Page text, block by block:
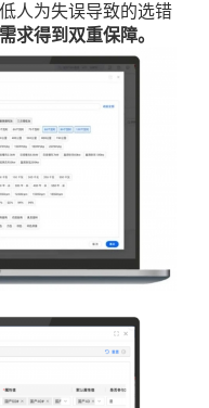
人为失误导致的选错
求得到双重保障。